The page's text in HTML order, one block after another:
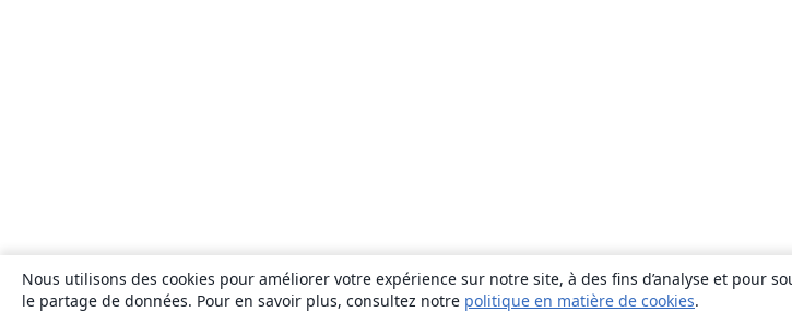
Nous utilisons des cookies pour améliorer votre expérience sur notre site, à des fins d’analyse et pour
le partage de données. Pour en savoir plus, consultez notre politique en matière de cookies.